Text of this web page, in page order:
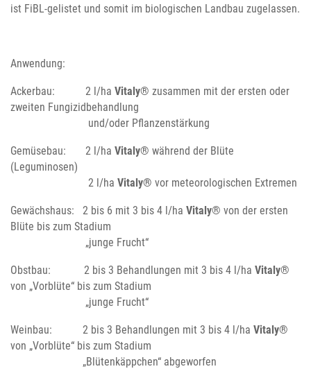
ist FiBL-gelistet und somit im biologischen Landbau zugelassen.
Anwendung:
Ackerbau: 2 l/ha Vitaly® zusammen mit der ersten oder
zweiten Fungizidbehandlung
und/oder Pflanzenstärkung
Gemüsebau: 2 l/ha Vitaly® während der Blüte
(Leguminosen)
2 l/ha Vitaly® vor meteorologischen Extremen
Gewächshaus: 2 bis 6 mit 3 bis 4 l/ha Vitaly® von der ersten
Blüte bis zum Stadium
„junge Frucht“
Obstbau: 2 bis 3 Behandlungen mit 3 bis 4 l/ha Vitaly®
von „Vorblüte“ bis zum Stadium
„junge Frucht“
Weinbau: 2 bis 3 Behandlungen mit 3 bis 4 l/ha Vitaly®
von „Vorblüte“ bis zum Stadium
„Blütenkäppchen“ abgeworfen